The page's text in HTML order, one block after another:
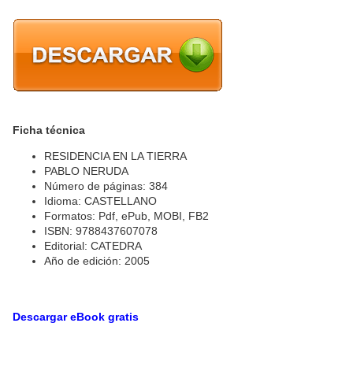
Ficha técnica
RESIDENCIA EN LA TIERRA
PABLO NERUDA
Número de páginas: 384
Idioma: CASTELLANO
Formatos: Pdf, ePub, MOBI, FB2
ISBN: 9788437607078
Editorial: CATEDRA
Año de edición: 2005
Descargar eBook gratis